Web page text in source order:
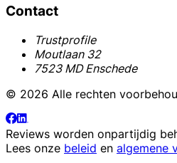
Contact
Trustprofile
Moutlaan 32
7523 MD Enschede
© 2026 Alle rechten
Reviews worden onpartijdig
Lees onze beleid en algemene